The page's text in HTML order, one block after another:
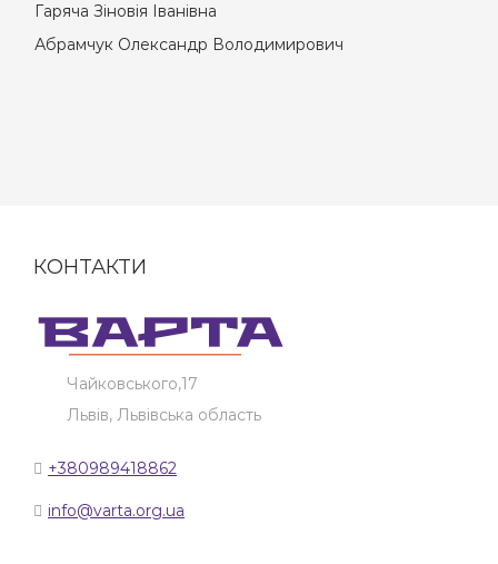
Гаряча Зіновія Іванівна
Абрамчук Олександр Володимирович
КОНТАКТИ
Чайковського,17
Львів, Львівська область
+380989418862
info@varta.org.ua